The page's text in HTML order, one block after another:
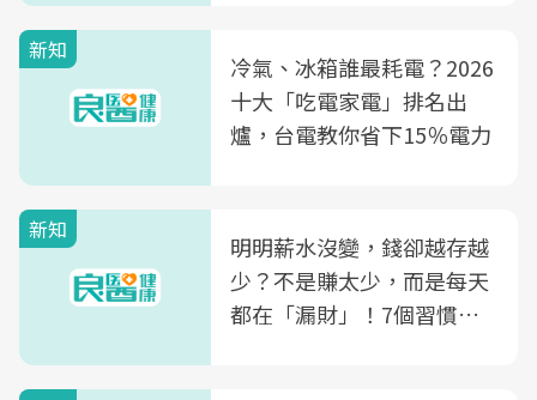
新知
冷氣、冰箱誰最耗電？2026
十大「吃電家電」排名出
爐，台電教你省下15％電力
新知
明明薪水沒變，錢卻越存越
少？不是賺太少，而是每天
都在「漏財」！7個習慣一